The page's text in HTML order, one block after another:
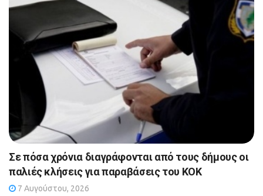
Σε πόσα χρόνια διαγράφονται από τους δήμους οι
παλιές κλήσεις για παραβάσεις του ΚΟΚ
7 Αυγούστου, 2026